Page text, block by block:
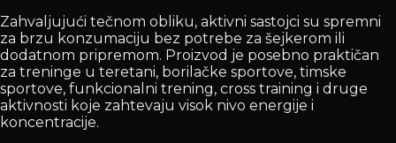
Zahvaljujući tečnom obliku, aktivni sastojci su spremni
za brzu konzumaciju bez potrebe za šejkerom ili
dodatnom pripremom. Proizvod je posebno praktičan
za treninge u teretani, borilačke sportove, timske
sportove, funkcionalni trening, cross training i druge
aktivnosti koje zahtevaju visok nivo energije i
koncentracije.